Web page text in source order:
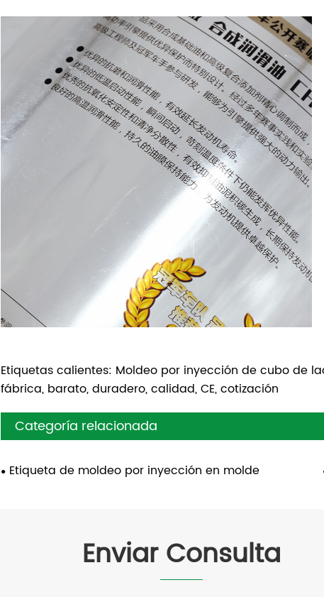
Etiquetas calientes: Moldeo por inyección de cubo de
fábrica, barato, duradero, calidad, CE, cotización
Categoría relacionada
Etiqueta de moldeo por inyección en molde
Enviar Consulta